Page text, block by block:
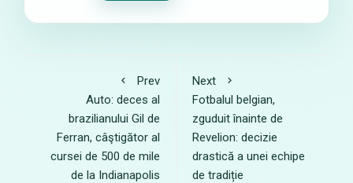
Prev
Auto: deces al
brazilianului Gil de
Ferran, câştigător al
cursei de 500 de mile
de la Indianapolis
Next
Fotbalul belgian,
zguduit înainte de
Revelion: decizie
drastică a unei echipe
de tradiție